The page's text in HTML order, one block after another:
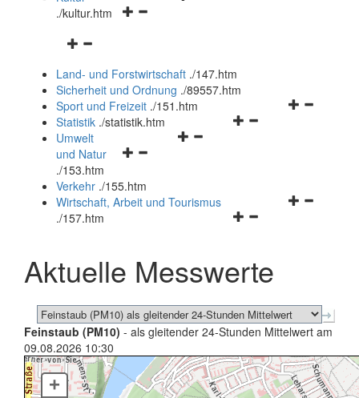
Navigationsmenü
./kultur.htm
Navigationsmenü
und
schließen
Land- und Forstwirtschaft ./147.htm
Sicherheit und Ordnung ./89557.htm
Navigationsmenü
Sport und Freizeit ./151.htm
Navigationsmenü
Statistik ./statistik.htm
Navigationsmenü
und
schließen
Umwelt
und Natur
./153.htm
Verkehr ./155.htm
Navigationsmenü
schließen
Wirtschaft, Arbeit und Tourismus
./157.htm
Aktuelle Messwerte
Feinstaub (PM10) - als gleitender 24-Stunden Mittelwert am
09.08.2026 10:30
+